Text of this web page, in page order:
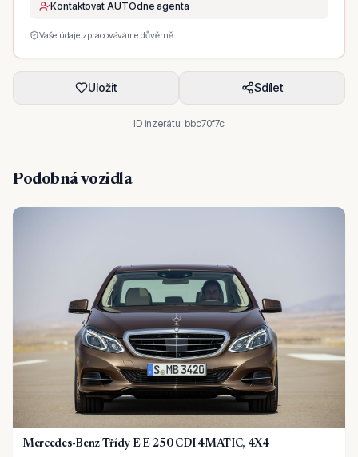
Kontaktovat AUTOdne agenta
Vaše údaje zpracováváme důvěrně.
Uložit Sdílet
ID inzerátu: bbc70f7c
Podobná vozidla
Mercedes-Benz Třídy E E 250 CDI 4MATIC, 4X4